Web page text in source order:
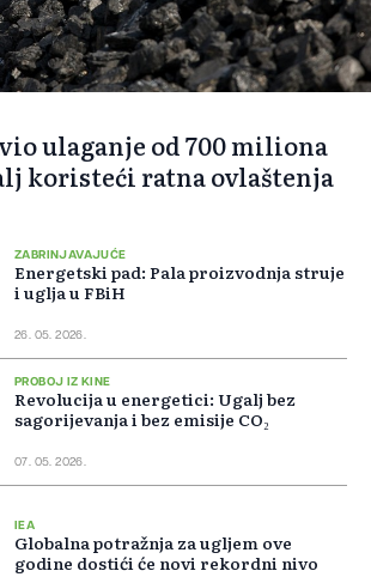
ulaganje od 700 miliona
koristeći ratna ovlaštenja
ZABRINJAVAJUĆE
Energetski pad: Pala proizvodnja struje
i uglja u FBiH
26. 05. 2026.
PROBOJ IZ KINE
Revolucija u energetici: Ugalj bez
sagorijevanja i bez emisije CO₂
07. 05. 2026.
IEA
Globalna potražnja za ugljem ove
godine dostići će novi rekordni nivo